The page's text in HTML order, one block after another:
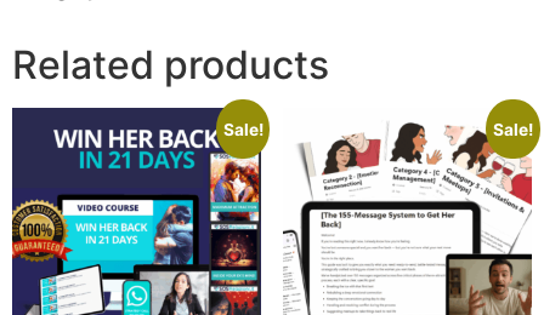
Related products
Sale! Sale!